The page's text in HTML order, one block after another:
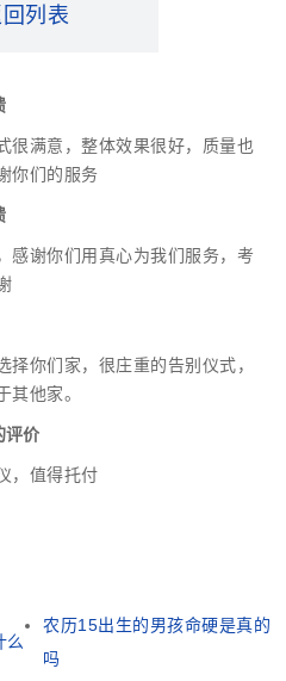
列表
很满意，整体效果很好，质量也
你们的服务
感谢你们用真心为我们服务，考
你们家，很庄重的告别仪式，
其他家。
评价
，值得托付
么
农历15出生的男孩命硬是真的
吗